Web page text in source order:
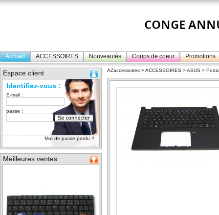
Accueil ACCESSOIRES Nouveautés Coups de coeur Promotions
Espace client
Identifiez-vous :
E-mail :
passe :
Mot de passe perdu ?
Meilleures ventes
AZaccessoires >ACCESSOIRES >ASUS >